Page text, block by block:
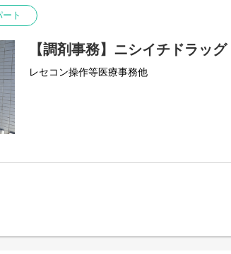
ート
【調剤事務】ニシイチドラッグ
レセコン操作等医療事務他